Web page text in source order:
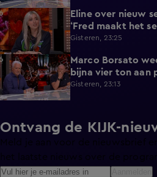
3:33
Eline over nieuw
‘Fred maakt het
Gisteren, 23:25
3:32
Marco Borsato
bijna vier ton aan
Gisteren, 23:13
Ontvang de KIJK-